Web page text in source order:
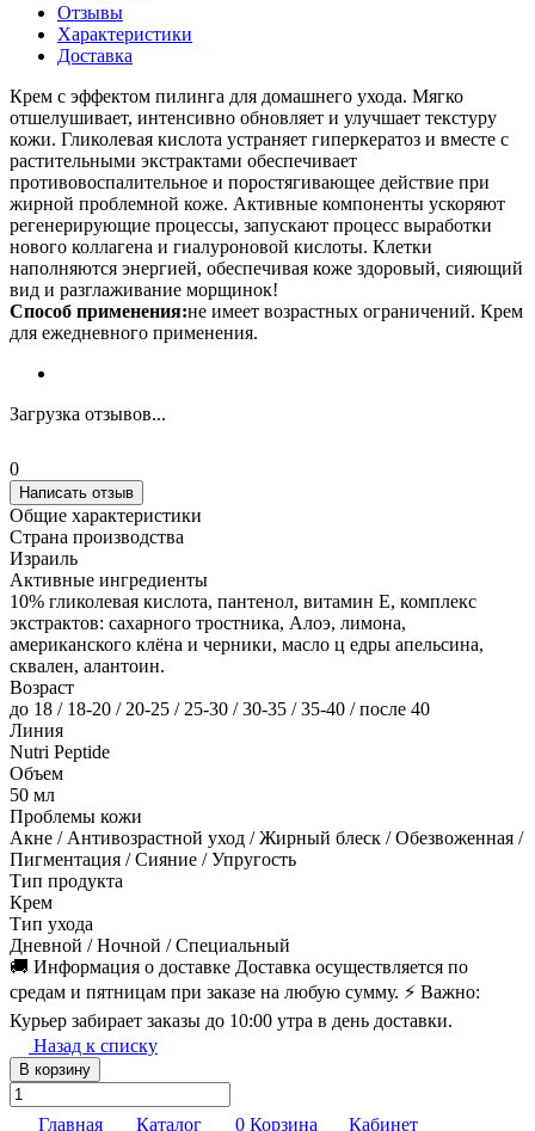
Отзывы
Характеристики
Доставка
Крем с эффектом пилинга для домашнего ухода. Мягко
отшелушивает, интенсивно обновляет и улучшает текстуру
кожи. Гликолевая кислота устраняет гиперкератоз и вместе с
растительными экстрактами обеспечивает
противовоспалительное и поростягивающее действие при
жирной проблемной коже. Активные компоненты ускоряют
регенерирующие процессы, запускают процесс выработки
нового коллагена и гиалуроновой кислоты. Клетки
наполняются энергией, обеспечивая коже здоровый, сияющий
вид и разглаживание морщинок!
Способ применения:не имеет возрастных ограничений. Крем
для ежедневного применения.
Загрузка отзывов...
0
Написать отзыв
Общие характеристики
Страна производства
Израиль
Активные ингредиенты
10% гликолевая кислота, пантенол, витамин Е, комплекс
экстрактов: сахарного тростника, Алоэ, лимона,
американского клёна и черники, масло ц едры апельсина,
сквален, алантоин.
Возраст
до 18 / 18-20 / 20-25 / 25-30 / 30-35 / 35-40 / после 40
Линия
Nutri Peptide
Объем
50 мл
Проблемы кожи
Акне / Антивозрастной уход / Жирный блеск / Обезвоженная /
Пигментация / Сияние / Упругость
Тип продукта
Крем
Тип ухода
Дневной / Ночной / Специальный
🚚 Информация о доставке Доставка осуществляется по
средам и пятницам при заказе на любую сумму. ⚡️ Важно:
Курьер забирает заказы до 10:00 утра в день доставки.
Назад к списку
В корзину
Главная Каталог 0 Корзина Кабинет